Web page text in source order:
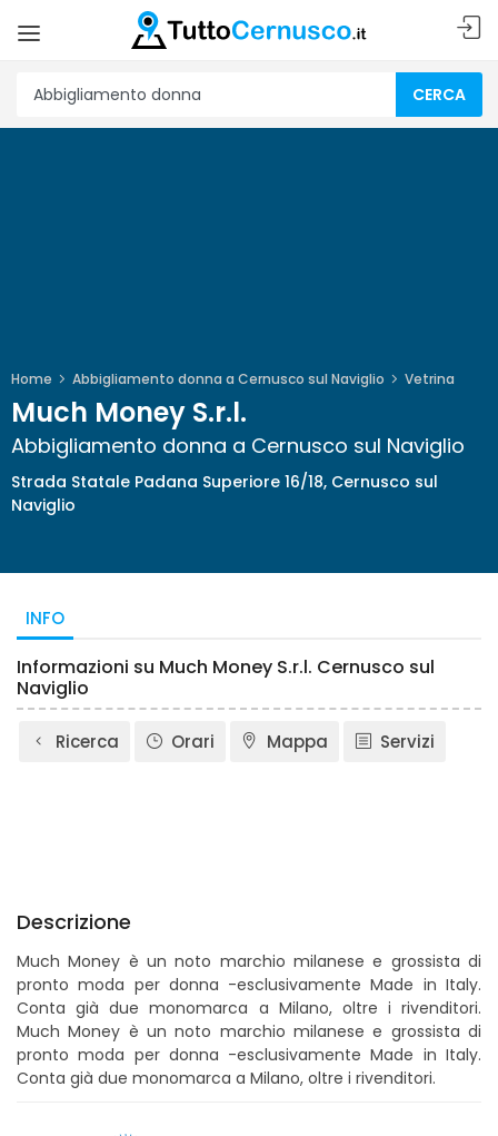
CERCA
Home Abbigliamento donna a Cernusco sul Naviglio Vetrina
Much Money S.r.l.
Abbigliamento donna a Cernusco sul Naviglio
Strada Statale Padana Superiore 16/18, Cernusco sul
Naviglio
INFO
Informazioni su Much Money S.r.l. Cernusco sul
Naviglio
Ricerca Orari Mappa Servizi
Descrizione
Much Money è un noto marchio milanese e grossista di
pronto moda per donna -esclusivamente Made in Italy.
Conta già due monomarca a Milano, oltre i rivenditori.
Much Money è un noto marchio milanese e grossista di
pronto moda per donna -esclusivamente Made in Italy.
Conta già due monomarca a Milano, oltre i rivenditori.